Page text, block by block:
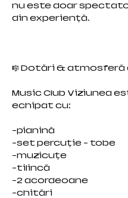
nu este doar
din experiență.
🎼 Dotări &
Music Club Viziunea
echipat cu:
-pianină
-set percuție - tobe
-muzicuțe
-tilincă
-2 acordeoane
-chitări